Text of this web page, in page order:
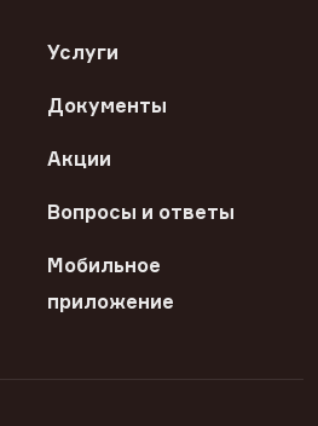
Услуги
Документы
Акции
Вопросы и ответы
Мобильное
приложение